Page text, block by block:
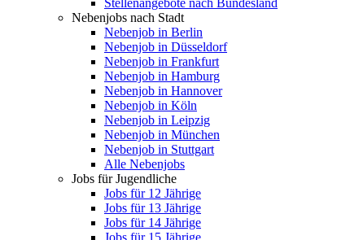
Stellenangebote nach Bundesland
Nebenjobs nach Stadt
Nebenjob in Berlin
Nebenjob in Düsseldorf
Nebenjob in Frankfurt
Nebenjob in Hamburg
Nebenjob in Hannover
Nebenjob in Köln
Nebenjob in Leipzig
Nebenjob in München
Nebenjob in Stuttgart
Alle Nebenjobs
Jobs für Jugendliche
Jobs für 12 Jährige
Jobs für 13 Jährige
Jobs für 14 Jährige
Jobs für 15 Jährige